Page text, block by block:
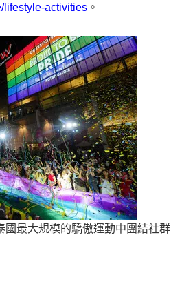
lifestyle-activities 。
最大規模的驕傲運動中團結社群